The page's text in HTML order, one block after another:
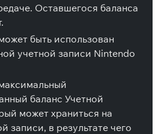
Оставшегося баланса
быть использован
учетной записи Nintendo
баланс Учетной
может храниться на
записи, в результате чего